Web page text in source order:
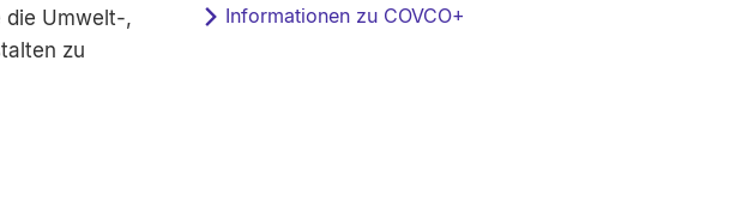
die Umwelt-,
zu
Informationen zu COVCO+